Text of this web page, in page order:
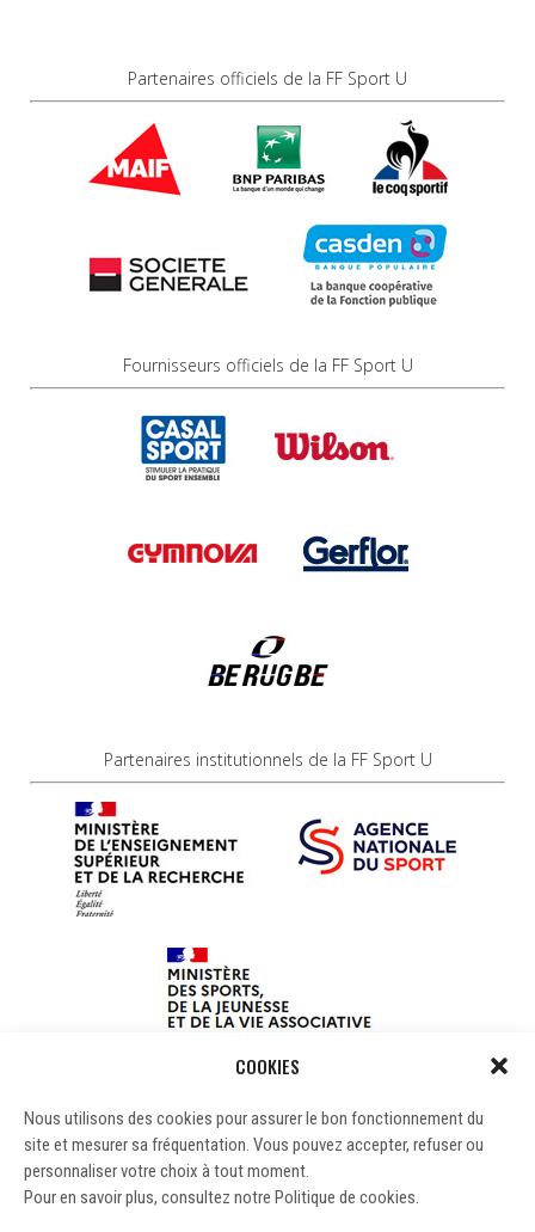
COOKIES
Nous utilisons des cookies pour assurer le bon fonctionnement du
site et mesurer sa fréquentation. Vous pouvez accepter, refuser ou
personnaliser votre choix à tout moment.
Pour en savoir plus, consultez notre Politique de cookies.
Partenaires officiels de la FF Sport U
Fournisseurs officiels de la FF Sport U
Partenaires institutionnels de la FF Sport U